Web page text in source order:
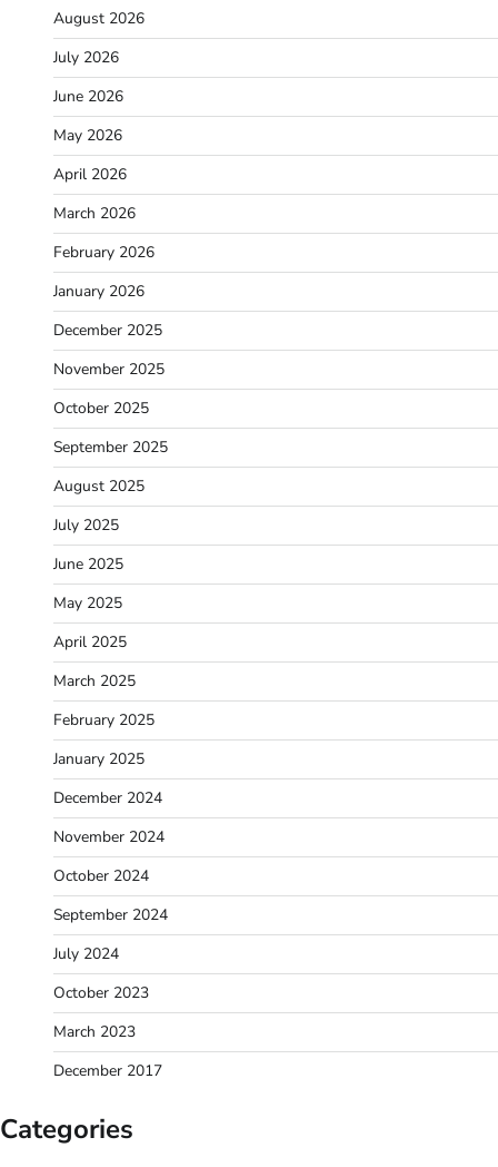
August 2026
July 2026
June 2026
May 2026
April 2026
March 2026
February 2026
January 2026
December 2025
November 2025
October 2025
September 2025
August 2025
July 2025
June 2025
May 2025
April 2025
March 2025
February 2025
January 2025
December 2024
November 2024
October 2024
September 2024
July 2024
October 2023
March 2023
December 2017
Categories